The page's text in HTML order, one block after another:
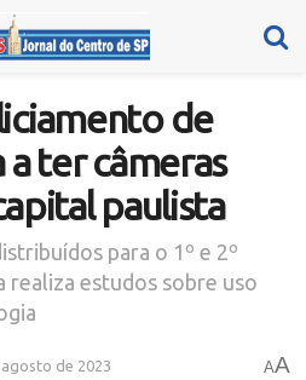
de
ter câmeras
paulista
para o 1º e 2º
realiza estudos sobre uso
de 2023 AA